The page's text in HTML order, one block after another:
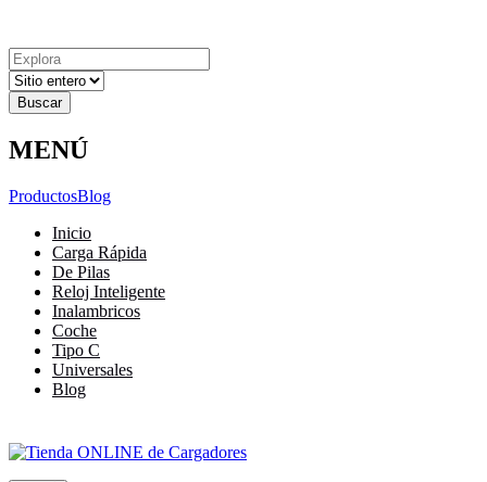
Resultados
para
MENÚ
ProductosBlog
Inicio
Carga Rápida
De Pilas
Reloj Inteligente
Inalambricos
Coche
Tipo C
Universales
Blog